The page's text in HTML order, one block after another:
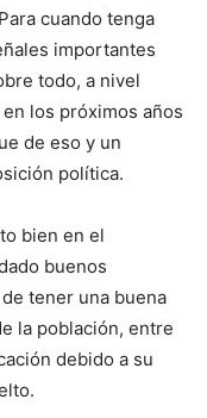
cuando tenga
importantes
todo, a nivel
los próximos años
de eso y un
política.
bien en el
buenos
tener una buena
la población, entre
debido a su